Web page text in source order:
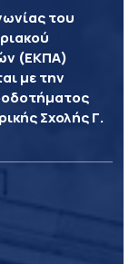
του
(ΕΚΠΑ)
με την
Σχολής Γ.